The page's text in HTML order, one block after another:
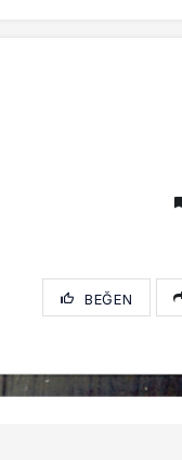
BEĞEN